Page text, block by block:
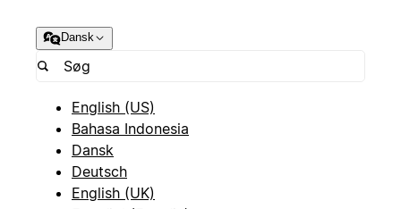
Dansk
English (US)
Bahasa Indonesia
Dansk
Deutsch
English (UK)